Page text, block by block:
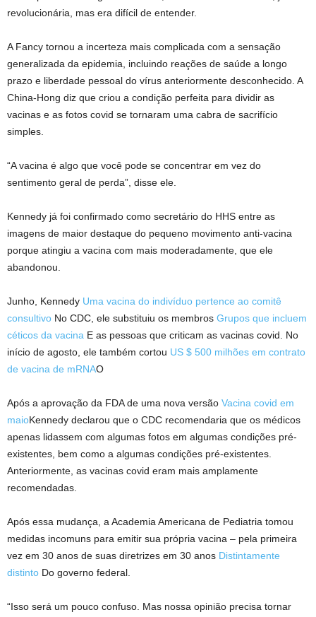
revolucionária, mas era difícil de entender.
A Fancy tornou a incerteza mais complicada com a sensação
generalizada da epidemia, incluindo reações de saúde a longo
prazo e liberdade pessoal do vírus anteriormente desconhecido. A
China-Hong diz que criou a condição perfeita para dividir as
vacinas e as fotos covid se tornaram uma cabra de sacrifício
simples.
“A vacina é algo que você pode se concentrar em vez do
sentimento geral de perda”, disse ele.
Kennedy já foi confirmado como secretário do HHS entre as
imagens de maior destaque do pequeno movimento anti-vacina
porque atingiu a vacina com mais moderadamente, que ele
abandonou.
Junho, Kennedy Uma vacina do indivíduo pertence ao comitê
consultivo No CDC, ele substituiu os membros Grupos que incluem
céticos da vacina E as pessoas que criticam as vacinas covid. No
início de agosto, ele também cortou US $ 500 milhões em contrato
de vacina de mRNAO
Após a aprovação da FDA de uma nova versão Vacina covid em
maioKennedy declarou que o CDC recomendaria que os médicos
apenas lidassem com algumas fotos em algumas condições pré-
existentes, bem como a algumas condições pré-existentes.
Anteriormente, as vacinas covid eram mais amplamente
recomendadas.
Após essa mudança, a Academia Americana de Pediatria tomou
medidas incomuns para emitir sua própria vacina – pela primeira
vez em 30 anos de suas diretrizes em 30 anos Distintamente
distinto Do governo federal.
“Isso será um pouco confuso. Mas nossa opinião precisa tornar